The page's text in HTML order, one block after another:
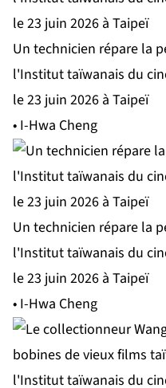
Un technicien répare la
l'Institut taïwanais du
le 23 juin 2026 à Taipeï
• I-Hwa Cheng
Un technicien répare la
l'Institut taïwanais du
le 23 juin 2026 à Taipeï
• I-Hwa Cheng